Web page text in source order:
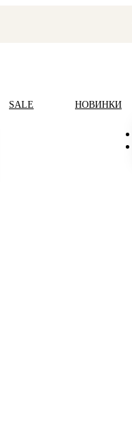
SALE НОВИНКИ